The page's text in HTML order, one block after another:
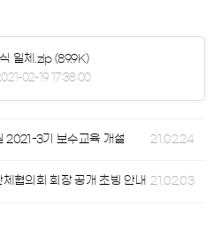
일체.zip(89.9K)
02-19 17:38:00
2021-3기 보수교육 개설 21.02.24
협의회 회장 공개 초빙 안내 21.02.03